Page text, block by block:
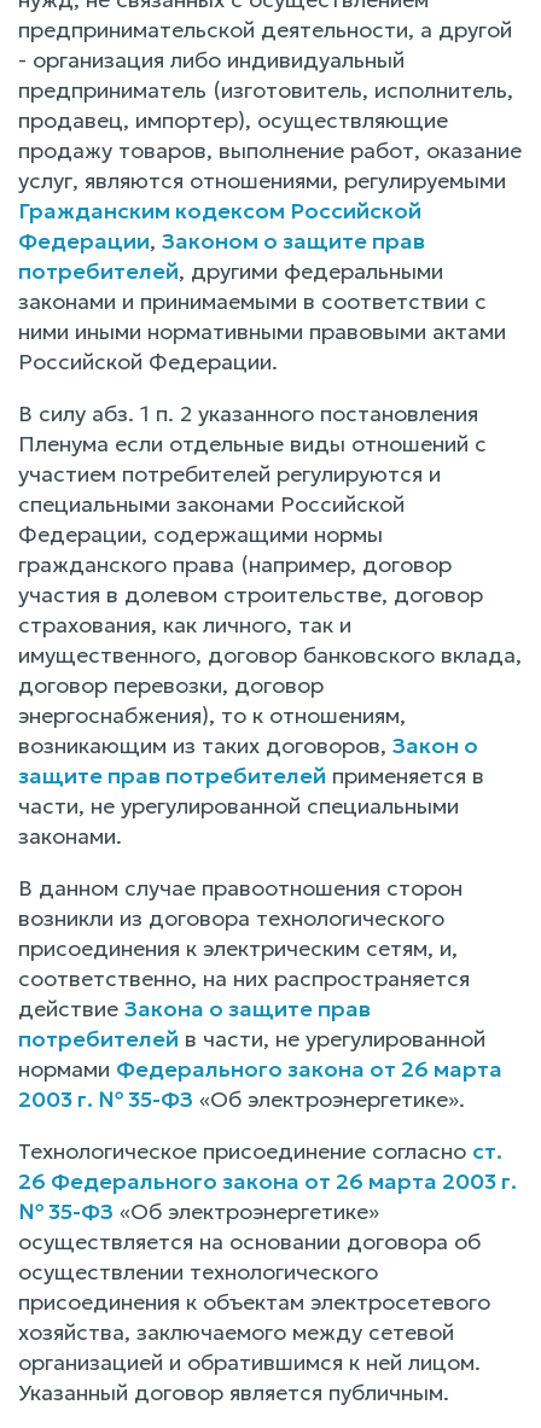
предпринимательской деятельности, а другой
- организация либо индивидуальный
предприниматель (изготовитель, исполнитель,
продавец, импортер), осуществляющие
продажу товаров, выполнение работ, оказание
услуг, являются отношениями, регулируемыми
Гражданским кодексом Российской
Федерации, Законом о защите прав
потребителей, другими федеральными
законами и принимаемыми в соответствии с
ними иными нормативными правовыми актами
Российской Федерации.
В силу абз. 1 п. 2 указанного постановления
Пленума если отдельные виды отношений с
участием потребителей регулируются и
специальными законами Российской
Федерации, содержащими нормы
гражданского права (например, договор
участия в долевом строительстве, договор
страхования, как личного, так и
имущественного, договор банковского вклада,
договор перевозки, договор
энергоснабжения), то к отношениям,
возникающим из таких договоров, Закон о
защите прав потребителей применяется в
части, не урегулированной специальными
законами.
В данном случае правоотношения сторон
возникли из договора технологического
присоединения к электрическим сетям, и,
соответственно, на них распространяется
действие Закона о защите прав
потребителей в части, не урегулированной
нормами Федерального закона от 26 марта
2003 г. № 35-ФЗ «Об электроэнергетике».
Технологическое присоединение согласно ст.
26 Федерального закона от 26 марта 2003 г.
№ 35-ФЗ «Об электроэнергетике»
осуществляется на основании договора об
осуществлении технологического
присоединения к объектам электросетевого
хозяйства, заключаемого между сетевой
организацией и обратившимся к ней лицом.
Указанный договор является публичным.